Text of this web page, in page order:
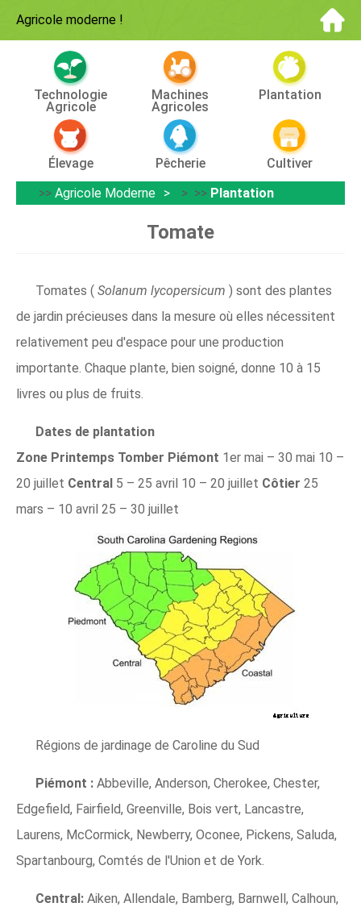
Agricole moderne !
Technologie
Agricole
Machines
Agricoles
Plantation
Élevage Pêcherie
Cultiver
>> Agricole Moderne > >> Plantation
Tomate
Tomates ( Solanum lycopersicum ) sont des plantes
de jardin précieuses dans la mesure où elles nécessitent
relativement peu d'espace pour une production
importante. Chaque plante, bien soigné, donne 10 à 15
livres ou plus de fruits.
Dates de plantation
Zone Printemps Tomber Piémont 1er mai – 30 mai 10 –
20 juillet Central 5 – 25 avril 10 – 20 juillet Côtier 25
mars – 10 avril 25 – 30 juillet
Régions de jardinage de Caroline du Sud
Piémont : Abbeville, Anderson, Cherokee, Chester,
Edgefield, Fairfield, Greenville, Bois vert, Lancastre,
Laurens, McCormick, Newberry, Oconee, Pickens, Saluda,
Spartanbourg, Comtés de l'Union et de York.
Central: Aiken, Allendale, Bamberg, Barnwell, Calhoun,